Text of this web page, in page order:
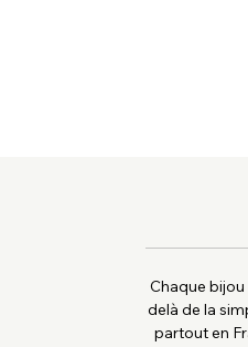
Chaque
delà de la
partout en